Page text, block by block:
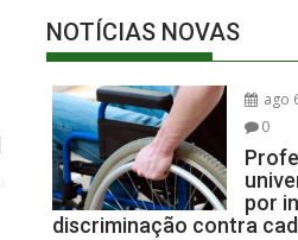
NOTÍCIAS NOVAS
ago
0
por
discriminação contra